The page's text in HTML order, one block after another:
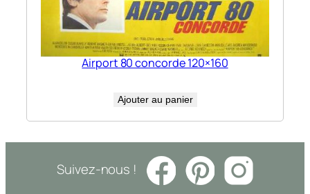
Airport 80 concorde 120×160
Ajouter au panier
Suivez-nous !